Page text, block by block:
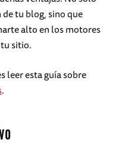
tu blog, sino que
alto en los motores
sitio.
leer esta guía sobre
.